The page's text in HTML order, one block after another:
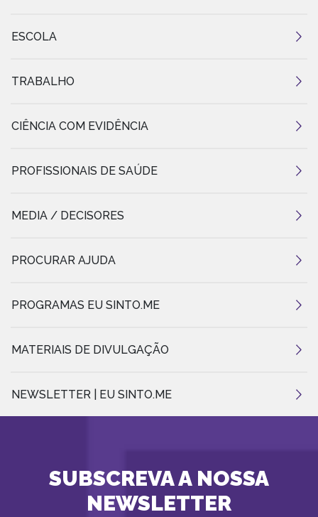
ESCOLA
TRABALHO
CIÊNCIA COM EVIDÊNCIA
PROFISSIONAIS DE SAÚDE
MEDIA / DECISORES
PROCURAR AJUDA
PROGRAMAS EU SINTO.ME
MATERIAIS DE DIVULGAÇÃO
NEWSLETTER | EU SINTO.ME
SUBSCREVA A NOSSA
NEWSLETTER